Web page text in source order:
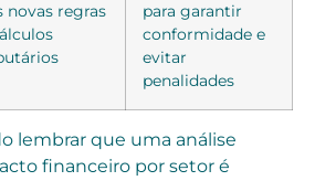
novas regras
para garantir
conformidade e
evitar
penalidades
lembrar que uma análise
financeiro por setor é